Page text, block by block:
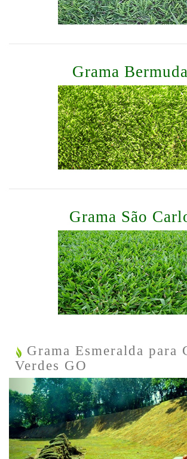
Grama
Grama São
Grama Esmeralda para
Verdes GO
Previous